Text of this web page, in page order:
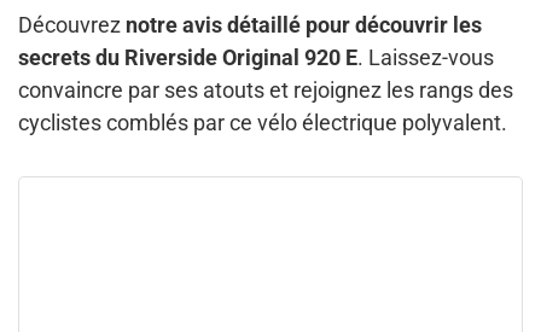
Découvrez notre avis détaillé pour découvrir les
secrets du Riverside Original 920 E. Laissez-vous
convaincre par ses atouts et rejoignez les rangs des
cyclistes comblés par ce vélo électrique polyvalent.